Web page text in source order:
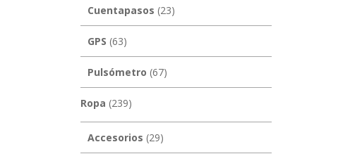
Cuentapasos (23)
GPS (63)
Pulsómetro (67)
Ropa (239)
Accesorios (29)